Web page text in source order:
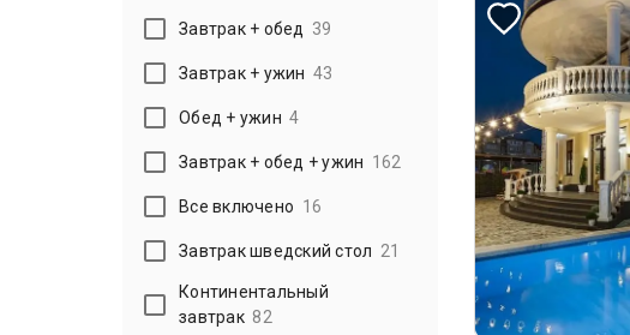
Завтрак + обед 39
Завтрак + ужин 43
Обед + ужин 4
Завтрак + обед + ужин 162
Все включено 16
Завтрак шведский стол 21
Континентальный
завтрак 82